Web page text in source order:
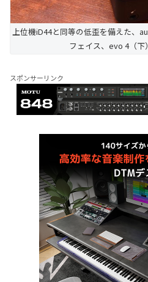
上位機iD44と同等の低歪を備えた、
フェイス、evo 4（下
スポンサーリンク